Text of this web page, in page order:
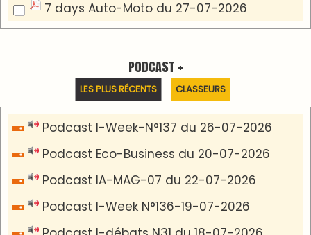
Marrakech : le Musée Yves Saint Laurent fait du
mois d'août un rendez-vous incontournable
LES PLUS RÉCENTS CLASSEURS
دِيمَا المَغرِب Clip